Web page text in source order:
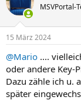
t
i
e
:
MSVPortal-
15 März 2024
@Mario ....
oder andere Key-
Dazu zähle ich u.
später